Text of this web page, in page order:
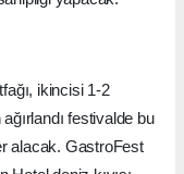
ikincisi 1-2
festivalde bu
alacak. GastroFest